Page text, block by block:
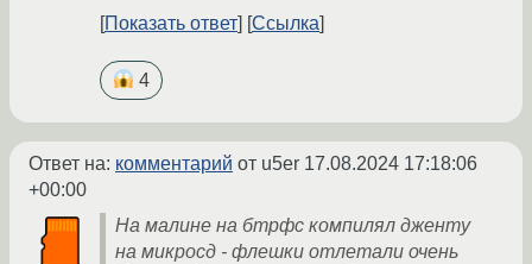
Показать ответ
Ссылка
4
Ответ на: комментарий от u5er 17.08.2024 17:18:06
+00:00
На малине на бтрфс компилял дженту
на микросд - флешки отлетали очень